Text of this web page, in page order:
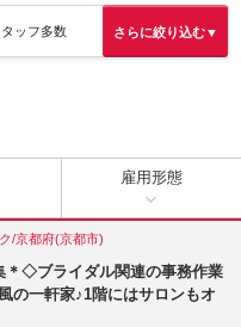
ッフ多数 さらに絞り込む▼
雇用形態
/京都府(京都市)
◇ブライダル関連の事務作業
の一軒家♪1階にはサロンもオ